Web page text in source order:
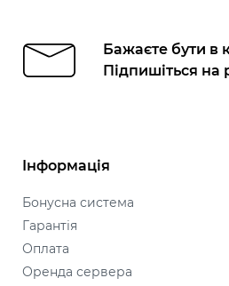
Бажаєте бути в
Підпишіться на
Інформація
Бонусна система
Гарантія
Оплата
Оренда сервера